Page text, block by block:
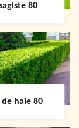
80
de haie 80